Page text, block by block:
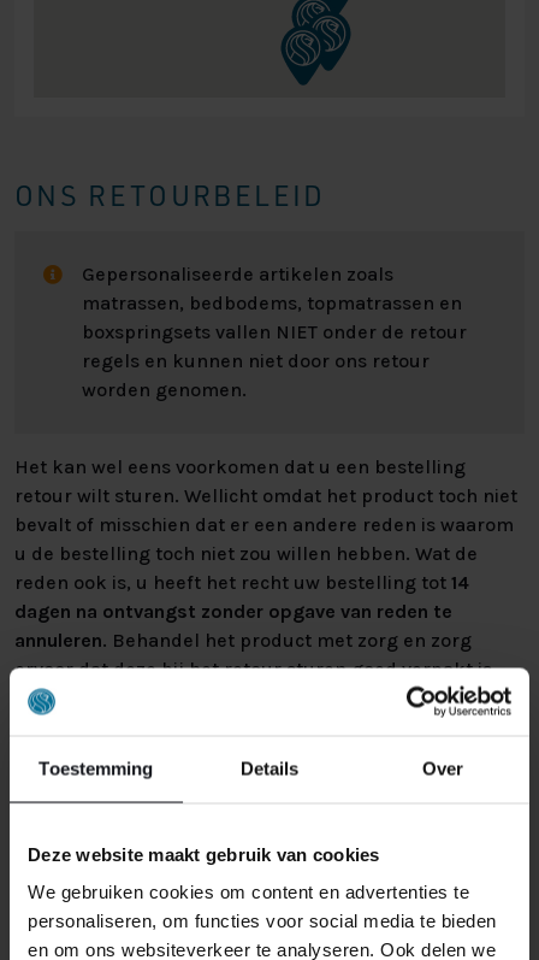
Toestemming Details Over
Deze website maakt gebruik van cookies
We gebruiken cookies om content en advertenties te
personaliseren, om functies voor social media te bieden
en om ons websiteverkeer te analyseren. Ook delen we
ONS RETOURBELEID
Gepersonaliseerde artikelen zoals
matrassen, bedbodems, topmatrassen en
boxspringsets vallen NIET onder de retour
regels en kunnen niet door ons retour
worden genomen.
Het kan wel eens voorkomen dat u een bestelling
retour wilt sturen. Wellicht omdat het product toch niet
bevalt of misschien dat er een andere reden is waarom
u de bestelling toch niet zou willen hebben. Wat de
reden ook is, u heeft het recht uw bestelling tot 14
dagen na ontvangst zonder opgave van reden te
annuleren. Behandel het product met zorg en zorg
ervoor dat deze bij het retour sturen goed verpakt is.
Mocht het product beschadigd zijn of is de verpakking
waardevermindering van het product aan u
doorberekenen.